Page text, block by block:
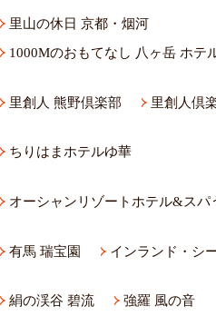
里山の休日 京都・烟河
1000Mのおもてなし 八ヶ岳 ホテ
里創人 熊野倶楽部 里創人倶
ちりはまホテルゆ華
オーシャンリゾートホテル&スパ
有馬 瑞宝園 インランド・シ
絹の渓谷 碧流 強羅 風の音